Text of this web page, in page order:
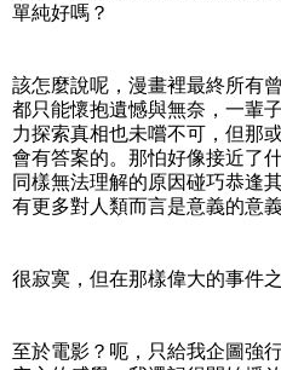
單純好嗎？
該怎麼說呢，漫畫裡最終所有
都只能懷抱遺憾與無奈，一輩
力探索真相也未嚐不可，但那
會有答案的。那怕好像接近了
同樣無法理解的原因碰巧恭逢
有更多對人類而言是意義的意義
很寂寞，但在那樣偉大的事件
至於電影？呃，只給我企圖強